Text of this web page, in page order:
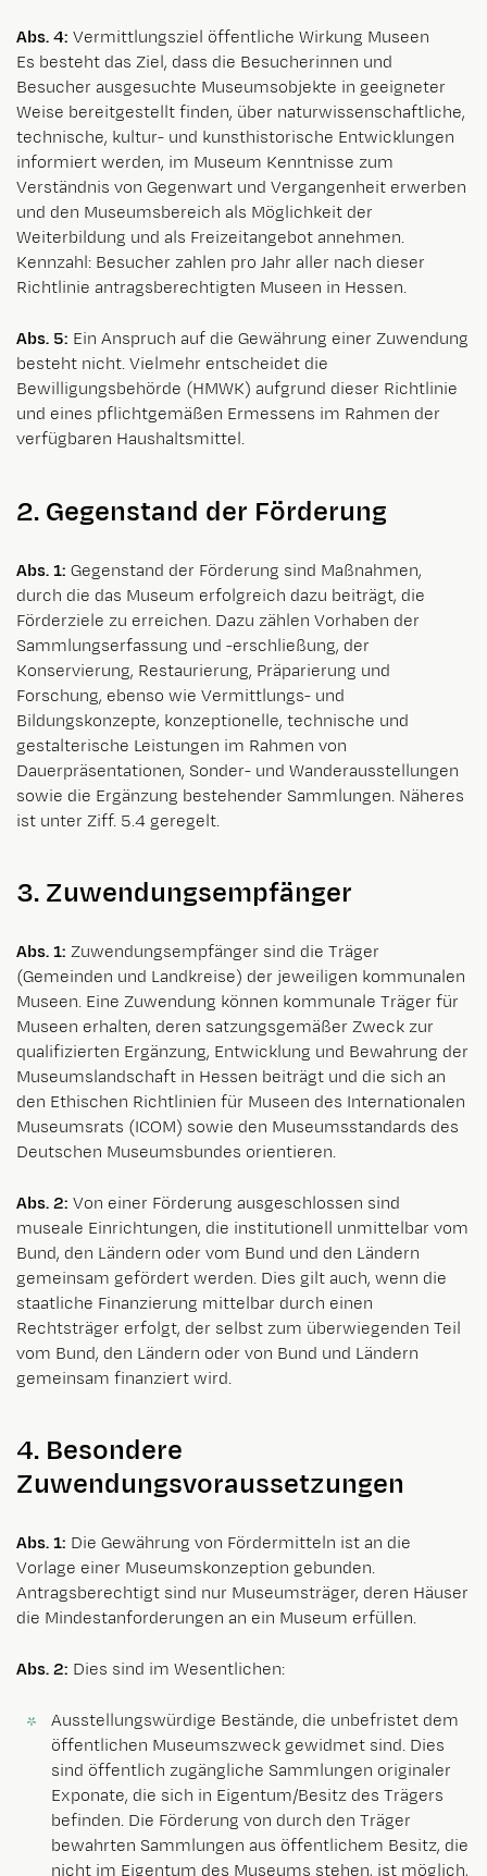
Abs. 4: Vermittlungsziel öffentliche Wirkung Museen
Es besteht das Ziel, dass die Besucherinnen und
Besucher ausgesuchte Museumsobjekte in geeigneter
Weise bereitgestellt finden, über naturwissenschaftliche,
technische, kultur- und kunsthistorische Entwicklungen
informiert werden, im Museum Kenntnisse zum
Verständnis von Gegenwart und Vergangenheit erwerben
und den Museumsbereich als Möglichkeit der
Weiterbildung und als Freizeitangebot annehmen.
Kennzahl: Besucher zahlen pro Jahr aller nach dieser
Richtlinie antragsberechtigten Museen in Hessen.
Abs. 5: Ein Anspruch auf die Gewährung einer Zuwendung
besteht nicht. Vielmehr entscheidet die
Bewilligungsbehörde (HMWK) aufgrund dieser Richtlinie
und eines pflichtgemäßen Ermessens im Rahmen der
verfügbaren Haushaltsmittel.
2. Gegenstand der Förderung
Abs. 1: Gegenstand der Förderung sind Maßnahmen,
durch die das Museum erfolgreich dazu beiträgt, die
Förderziele zu erreichen. Dazu zählen Vorhaben der
Sammlungserfassung und -erschließung, der
Konservierung, Restaurierung, Präparierung und
Forschung, ebenso wie Vermittlungs- und
Bildungskonzepte, konzeptionelle, technische und
gestalterische Leistungen im Rahmen von
Dauerpräsentationen, Sonder- und Wanderausstellungen
sowie die Ergänzung bestehender Sammlungen. Näheres
ist unter Ziff. 5.4 geregelt.
3. Zuwendungsempfänger
Abs. 1: Zuwendungsempfänger sind die Träger
(Gemeinden und Landkreise) der jeweiligen kommunalen
Museen. Eine Zuwendung können kommunale Träger für
Museen erhalten, deren satzungsgemäßer Zweck zur
qualifizierten Ergänzung, Entwicklung und Bewahrung der
Museumslandschaft in Hessen beiträgt und die sich an
den Ethischen Richtlinien für Museen des Internationalen
Museumsrats (ICOM) sowie den Museumsstandards des
Deutschen Museumsbundes orientieren.
Abs. 2: Von einer Förderung ausgeschlossen sind
museale Einrichtungen, die institutionell unmittelbar vom
Bund, den Ländern oder vom Bund und den Ländern
gemeinsam gefördert werden. Dies gilt auch, wenn die
staatliche Finanzierung mittelbar durch einen
Rechtsträger erfolgt, der selbst zum überwiegenden Teil
vom Bund, den Ländern oder von Bund und Ländern
gemeinsam finanziert wird.
4. Besondere
Zuwendungsvoraussetzungen
Abs. 1: Die Gewährung von Fördermitteln ist an die
Vorlage einer Museumskonzeption gebunden.
Antragsberechtigt sind nur Museumsträger, deren Häuser
die Mindestanforderungen an ein Museum erfüllen.
Abs. 2: Dies sind im Wesentlichen:
Ausstellungswürdige Bestände, die unbefristet dem
öffentlichen Museumszweck gewidmet sind. Dies
sind öffentlich zugängliche Sammlungen originaler
Exponate, die sich in Eigentum/Besitz des Trägers
befinden. Die Förderung von durch den Träger
bewahrten Sammlungen aus öffentlichem Besitz, die
nicht im Eigentum des Museums stehen, ist möglich,